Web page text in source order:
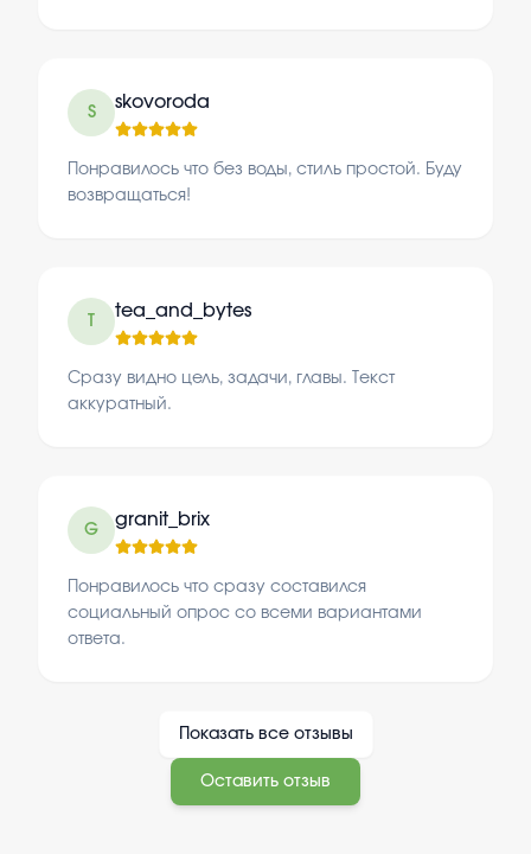
S
skovoroda
Понравилось что без воды, стиль простой. Буду
возвращаться!
tea_and_bytes
Сразу видно цель, задачи, главы. Текст
аккуратный.
G
granit_brix
Понравилось что сразу составился
социальный опрос со всеми вариантами
ответа.
Показать все отзывы
Оставить отзыв